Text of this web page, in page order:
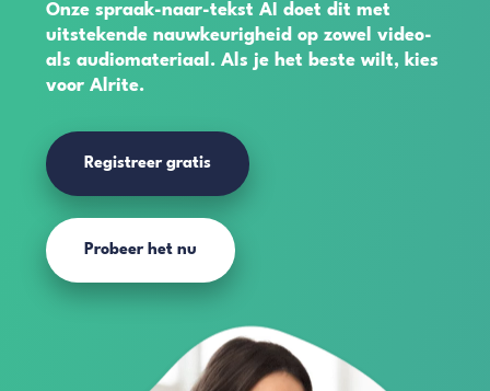
Onze spraak-naar-tekst AI doet dit met
uitstekende nauwkeurigheid op zowel video-
als audiomateriaal. Als je het beste wilt, kies
voor Alrite.
Registreer gratis
Probeer het nu